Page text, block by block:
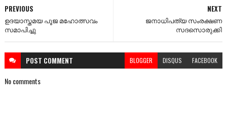
NEXT
ജനാധിപത്യ സംരക്ഷണ
സദസൊരുക്കി
PREVIOUS
ഉദയാസ്തമയ പൂജ മഹോത്സവം
സമാപിച്ചു
POST COMMENT BLOGGER DISQUS FACEBOOK
No comments